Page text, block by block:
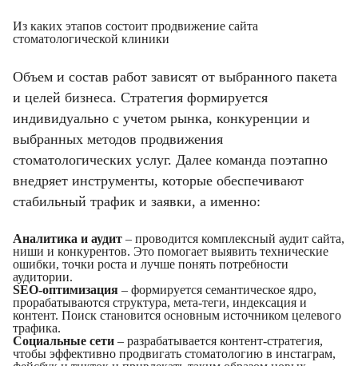
Из каких этапов состоит продвижение сайта
стоматологической клиники
Объем и состав работ зависят от выбранного пакета
и целей бизнеса. Стратегия формируется
индивидуально с учетом рынка, конкуренции и
выбранных методов продвижения
стоматологических услуг. Далее команда поэтапно
внедряет инструменты, которые обеспечивают
стабильный трафик и заявки, а именно:
Аналитика и аудит – проводится комплексный аудит сайта,
ниши и конкурентов. Это помогает выявить технические
ошибки, точки роста и лучше понять потребности
аудитории.
SEO-оптимизация – формируется семантическое ядро,
прорабатываются структура, мета-теги, индексация и
контент. Поиск становится основным источником целевого
трафика.
Социальные сети – разрабатывается контент-стратегия,
чтобы эффективно продвигать стоматологию в инстаграм,